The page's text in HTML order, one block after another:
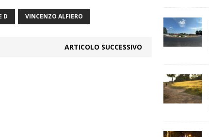
D VINCENZO ALFIERO
ARTICOLO SUCCESSIVO